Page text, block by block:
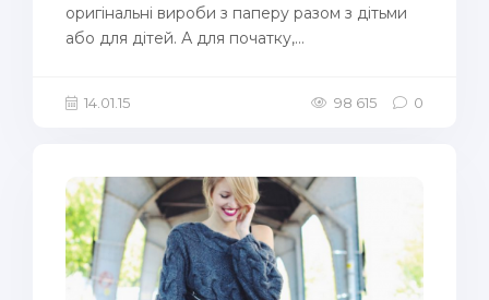
оригінальні вироби з паперу разом з дітьми
або для дітей. А для початку,...
14.01.15 98 615 0